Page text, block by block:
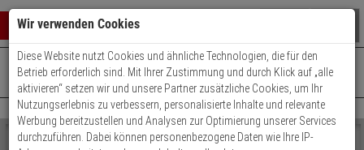
0 ARTIKEL IM WARENKORB
Ihr Warenkorb ist momentan leer.
Ergebnisse ()
Fertig
Shop
+49 (0)821 899 493-0Mo. - Do.: 8:00 - 16:30 | Fr.: 8:00 - 14:00 Uhr
Kontaktservice nutzen
Wir verwenden Cookies
Diese Website nutzt Cookies und ähnliche Technologien, die für den
Betrieb erforderlich sind. Mit Ihrer Zustimmung und durch Klick auf „alle
aktivieren“ setzen wir und unsere Partner zusätzliche Cookies, um Ihr
Nutzungserlebnis zu verbessern, personalisierte Inhalte und relevante
Werbung bereitzustellen und Analysen zur Optimierung unserer Services
durchzuführen. Dabei können personenbezogene Daten wie Ihre IP-